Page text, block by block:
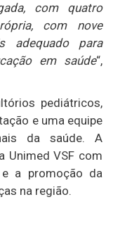
com quatro
com nove
adequado para
em saúde“,
pediátricos,
e uma equipe
da saúde. A
Unimed VSF com
a promoção da
na região.